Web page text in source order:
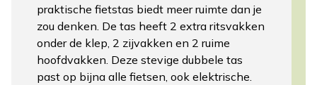
praktische fietstas biedt meer ruimte dan je
zou denken. De tas heeft 2 extra ritsvakken
onder de klep, 2 zijvakken en 2 ruime
hoofdvakken. Deze stevige dubbele tas
past op bijna alle fietsen, ook elektrische.